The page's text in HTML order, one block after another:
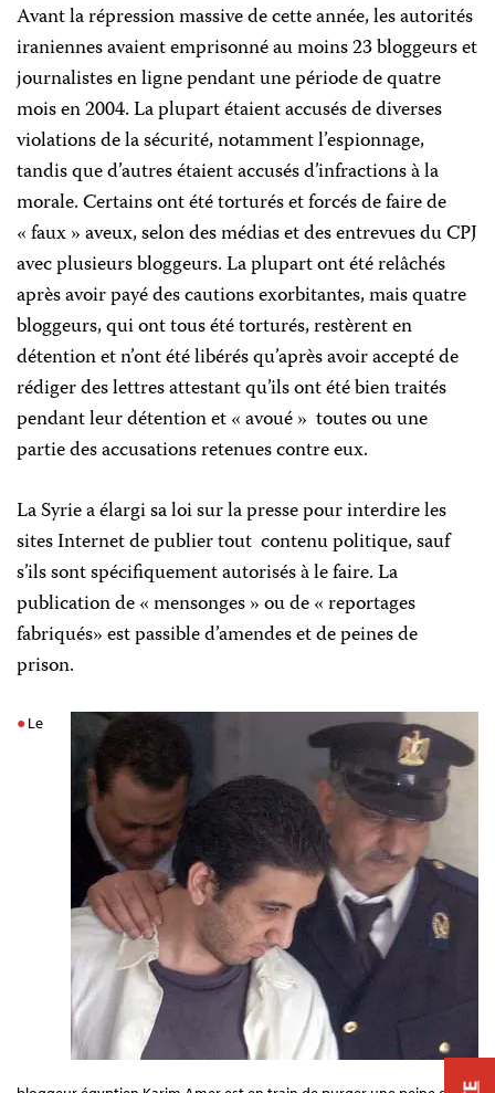
Avant la répression massive de cette année, les autorités
iraniennes avaient emprisonné au moins 23 bloggeurs et
journalistes en ligne pendant une période de quatre
mois en 2004. La plupart étaient accusés de diverses
violationsde lasécurité, notamment l’espionnage,
tandis que d’autres étaient accusés d’infractions à la
morale. Certains ont été torturés et forcés de faire de
« faux » aveux, selon des médias et des entrevues du CPJ
avec plusieurs bloggeurs. La plupart ont été relâchés
après avoir payé des cautions exorbitantes, mais quatre
bloggeurs, qui ont tous été torturés, restèrent en
détention et n’ont été libérés qu’après avoir accepté de
rédiger des lettres attestant qu’ils ont été bien traités
pendant leur détention et « avoué » toutes ou une
partie des accusations retenues contre eux.
La Syrie a élargi sa loi sur la presse pour interdire les
sites Internet de publier tout contenu politique, sauf
s’ils sont spécifiquement autorisés à le faire. La
publication de « mensonges » ou de « reportages
fabriqués» est passible d’amendes et de peines de
prison.
Le